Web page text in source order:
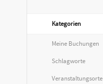
Kategorien
Meine Buchungen
Schlagworte
Veranstaltungsorte